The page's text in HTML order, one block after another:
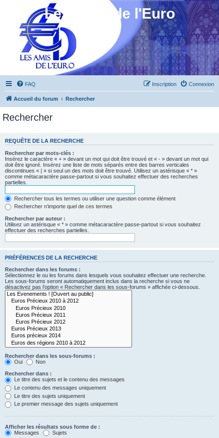
Les Amis de l'Euro
FAQ Connexion
Inscription
Accueil du forum Rechercher
Rechercher
REQUÊTE DE LA RECHERCHE
Rechercher par mots-clés :
Insérez le caractère « + » devant un mot qui doit être trouvé et « - » devant un mot qui
doit être ignoré. Insérez une liste de mots séparés entre des barres verticales
discontinues « | » si seul un des mots doit être trouvé. Utilisez un astérisque « * »
comme métacaractère passe-partout si vous souhaitez effectuer des recherches
partielles.
Rechercher tous les termes ou utiliser une question comme élément
Rechercher n’importe quel de ces termes
Rechercher par auteur :
Utilisez un astérisque « * » comme métacaractère passe-partout si vous souhaitez
effectuer des recherches partielles.
PRÉFÉRENCES DE LA RECHERCHE
Rechercher dans les forums :
Sélectionnez le ou les forums dans lesquels vous souhaitez effectuer une recherche.
Les sous-forums seront automatiquement inclus dans la recherche si vous ne
désactivez pas l’option « Rechercher dans les sous-forums » affichée ci-dessous.
Rechercher dans les sous-forums :
Oui
Non
Rechercher dans :
Le titre des sujets et le contenu des messages
Le contenu des messages uniquement
Le titre des sujets uniquement
Le premier message des sujets uniquement
Afficher les résultats sous forme de :
Messages
Sujets